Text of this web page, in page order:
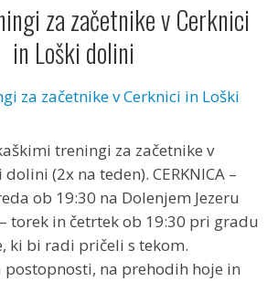
za začetnike v Cerknici
in Loški dolini
treningi za začetnike v
(2x na teden). CERKNICA –
ob 19:30 na Dolenjem Jezeru
– torek in četrtek ob 19:30 pri gradu
ki bi radi pričeli s tekom.
postopnosti, na prehodih hoje in